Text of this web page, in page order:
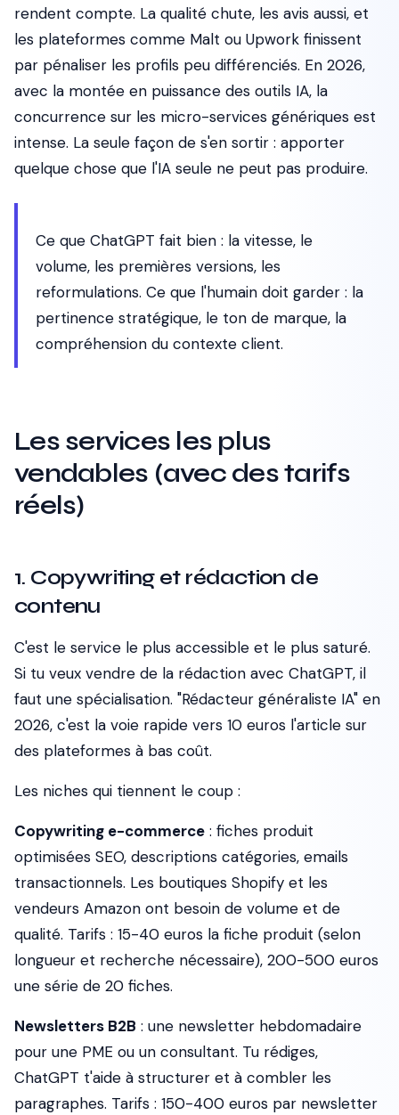
rendent compte. La qualité chute, les avis aussi, et
les plateformes comme Malt ou Upwork finissent
par pénaliser les profils peu différenciés. En 2026,
avec la montée en puissance des outils IA, la
concurrence sur les micro-services génériques est
intense. La seule façon de s'en sortir : apporter
quelque chose que l'IA seule ne peut pas produire.
Ce que ChatGPT fait bien : la vitesse, le
volume, les premières versions, les
reformulations. Ce que l'humain doit garder : la
pertinence stratégique, le ton de marque, la
compréhension du contexte client.
Les services les plus
vendables (avec des tarifs
réels)
1. Copywriting et rédaction de
contenu
C'est le service le plus accessible et le plus saturé.
Si tu veux vendre de la rédaction avec ChatGPT, il
faut une spécialisation. "Rédacteur généraliste IA" en
2026, c'est la voie rapide vers 10 euros l'article sur
des plateformes à bas coût.
Les niches qui tiennent le coup :
Copywriting e-commerce : fiches produit
optimisées SEO, descriptions catégories, emails
transactionnels. Les boutiques Shopify et les
vendeurs Amazon ont besoin de volume et de
qualité. Tarifs : 15-40 euros la fiche produit (selon
longueur et recherche nécessaire), 200-500 euros
une série de 20 fiches.
Newsletters B2B : une newsletter hebdomadaire
pour une PME ou un consultant. Tu rédiges,
ChatGPT t'aide à structurer et à combler les
paragraphes. Tarifs : 150-400 euros par newsletter